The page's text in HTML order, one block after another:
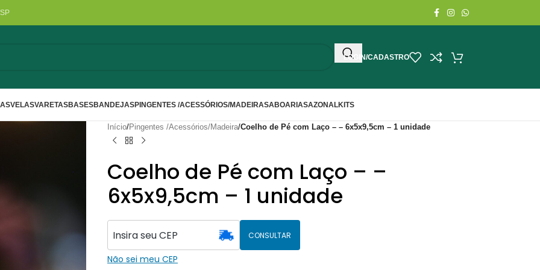
LOGIN/CADASTRO
VELASVARETASBASESBANDEJASPINGENTES /ACESSÓRIOS/MADEIRASABOARIASAZONALKITS
Início/Pingentes /Acessórios/Madeira/Coelho de Pé com Laço – – 6x5x9,5cm – 1 unidade
Coelho de Pé com Laço – –
6x5x9,5cm – 1 unidade
CONSULTAR
Não sei meu CEP